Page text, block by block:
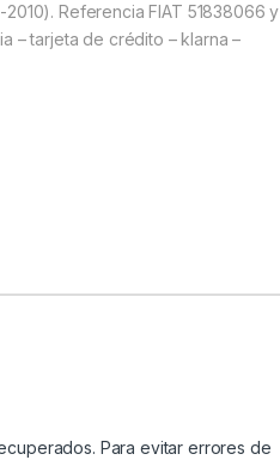
Referencia FIAT 51838066 y
– tarjeta de crédito – klarna –
Para evitar errores de